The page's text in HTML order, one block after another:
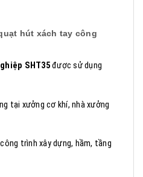
hút xách tay công
SHT35được sử dụng
tại xưởng cơ khí, nhà xưởng
trình xây dựng, hầm, tầng